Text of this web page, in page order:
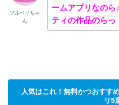
ブルベリちゃ
ん
ームアプリなのら
ティの作品のらっ
人気はこれ！無料かつおすす
リ5